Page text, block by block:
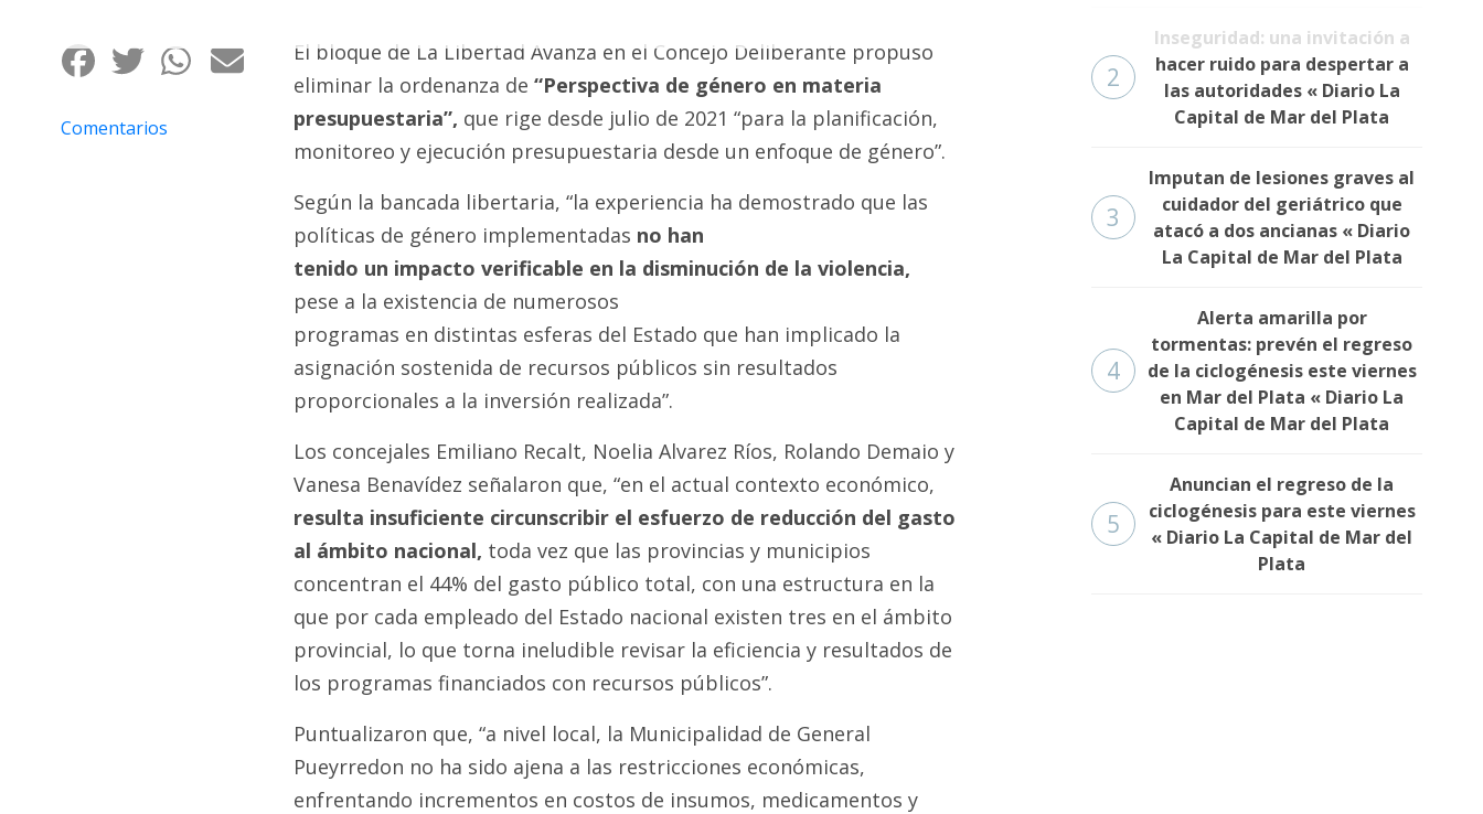
Comentarios
El bloque de La Libertad Avanza en el Concejo Deliberante propuso
eliminar la ordenanza de “Perspectiva de género en materia
presupuestaria”, que rige desde julio de 2021 “para la planificación,
monitoreo y ejecución presupuestaria desde un enfoque de género”.
Según la bancada libertaria, “la experiencia ha demostrado que las
políticas de género implementadas no han
tenido un impacto verificable en la disminución de la violencia,
pese a la existencia de numerosos
programas en distintas esferas del Estado que han implicado la
asignación sostenida de recursos públicos sin resultados
proporcionales a la inversión realizada”.
Los concejales Emiliano Recalt, Noelia Alvarez Ríos, Rolando Demaio y
Vanesa Benavídez señalaron que, “en el actual contexto económico,
resulta insuficiente circunscribir el esfuerzo de reducción del gasto
al ámbito nacional, toda vez que las provincias y municipios
concentran el 44% del gasto público total, con una estructura en la
que por cada empleado del Estado nacional existen tres en el ámbito
provincial, lo que torna ineludible revisar la eficiencia y resultados de
los programas financiados con recursos públicos”.
Puntualizaron que, “a nivel local, la Municipalidad de General
Pueyrredon no ha sido ajena a las restricciones económicas,
enfrentando incrementos en costos de insumos, medicamentos y
2
Inseguridad: una invitación a
hacer ruido para despertar a
las autoridades « Diario La
Capital de Mar del Plata
3
Imputan de lesiones graves al
cuidador del geriátrico que
atacó a dos ancianas « Diario
La Capital de Mar del Plata
4
Alerta amarilla por
tormentas: prevén el regreso
de la ciclogénesis este viernes
en Mar del Plata « Diario La
Capital de Mar del Plata
5
Anuncian el regreso de la
ciclogénesis para este viernes
« Diario La Capital de Mar del
Plata